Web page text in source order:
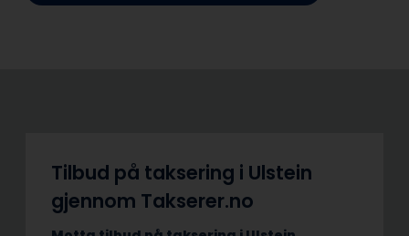
Tilbud på taksering i Ulstein
gjennom Takserer.no